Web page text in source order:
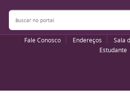
Buscar no portal
Fale Conosco Endereços Sala
Estudante